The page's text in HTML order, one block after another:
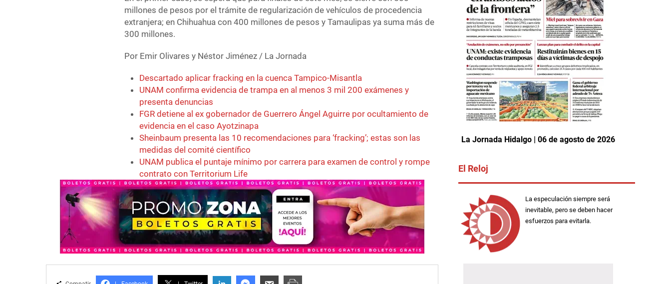
millones de pesos por el trámite de regularización de vehículos de procedencia
extranjera; en Chihuahua con 400 millones de pesos y Tamaulipas ya suma más de
300 millones.
Por Emir Olivares y Néstor Jiménez / La Jornada
Descartado aplicar fracking en la cuenca Tampico-Misantla
UNAM confirma evidencia de trampa en al menos 3 mil 200 exámenes y
presenta denuncias
FGR detiene al ex gobernador de Guerrero Ángel Aguirre por ocultamiento de
evidencia en el caso Ayotzinapa
Sheinbaum presenta las 10 recomendaciones para ‘fracking’; estas son las
medidas del comité científico
UNAM publica el puntaje mínimo por carrera para examen de control y rompe
contrato con Territorium Life
La Jornada Hidalgo | 06 de agosto de 2026
El Reloj
La especulación siempre será
inevitable, pero se deben hacer
esfuerzos para evitarla.